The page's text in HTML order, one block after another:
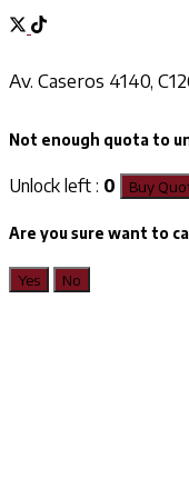
Av. Caseros 4140,
Not enough quota to
Unlock left : 0 Buy
Are you sure want to
Yes No